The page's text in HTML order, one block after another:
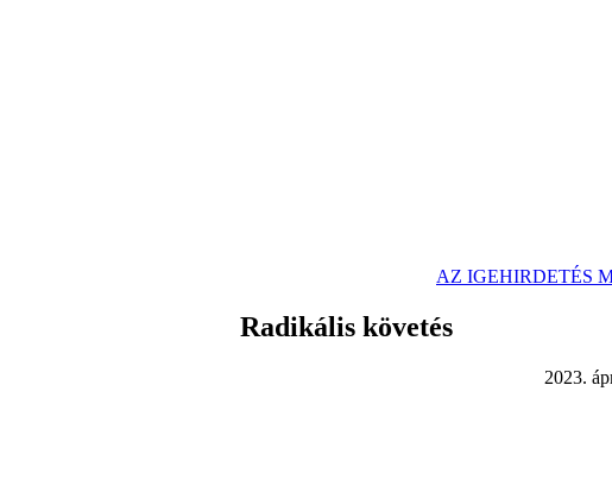
AZ IGEHIRDETÉS
Radikális követés
április